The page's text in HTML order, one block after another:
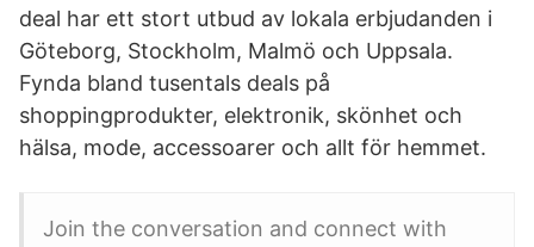
deal har ett stort utbud av lokala erbjudanden i
Göteborg, Stockholm, Malmö och Uppsala.
Fynda bland tusentals deals på
shoppingprodukter, elektronik, skönhet och
hälsa, mode, accessoarer och allt för hemmet.
Join the conversation and connect with